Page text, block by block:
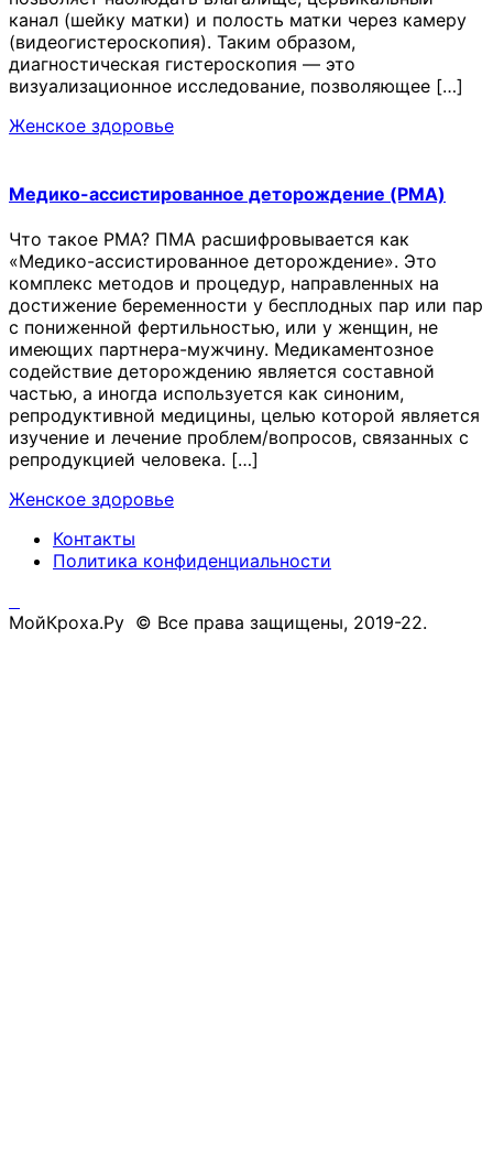
канал (шейку матки) и полость матки через камеру
(видеогистероскопия). Таким образом,
диагностическая гистероскопия — это
визуализационное исследование, позволяющее […]
Женское здоровье
Медико-ассистированное деторождение (PMA)
Что такое PMA? ПМА расшифровывается как
«Медико-ассистированное деторождение». Это
комплекс методов и процедур, направленных на
достижение беременности у бесплодных пар или пар
с пониженной фертильностью, или у женщин, не
имеющих партнера-мужчину. Медикаментозное
содействие деторождению является составной
частью, а иногда используется как синоним,
репродуктивной медицины, целью которой является
изучение и лечение проблем/вопросов, связанных с
репродукцией человека. […]
Женское здоровье
Контакты
Политика конфиденциальности
МойКроха.Ру © Все права защищены, 2019-22.